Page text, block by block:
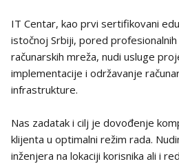
IT Centar, kao prvi sertifikovani
istočnoj Srbiji, pored
računarskih mreža, nudi usluge
implementacije i održavanje
infrastrukture.
Nas zadatak i cilj je dovođenje
klijenta u optimalni režim rada.
inženjera na lokaciji korisnika ali i